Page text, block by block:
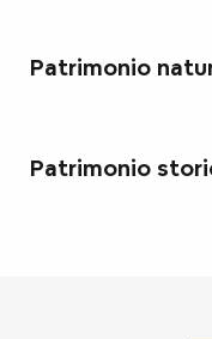
Patrimonio
Patrimonio